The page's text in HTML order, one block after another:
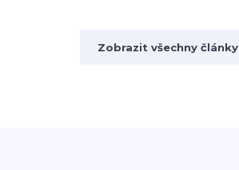
Zobrazit všechny články